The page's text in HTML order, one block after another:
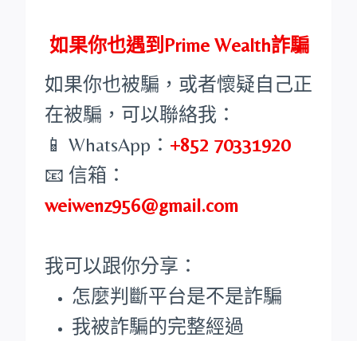
如果你也遇到Prime Wealth詐騙
如果你也被騙，或者懷疑自己正
在被騙，可以聯絡我：
📱 WhatsApp： +852 70331920
📧 信箱：
weiwenz956@gmail.com
我可以跟你分享：
怎麼判斷平台是不是詐騙
我被詐騙的完整經過